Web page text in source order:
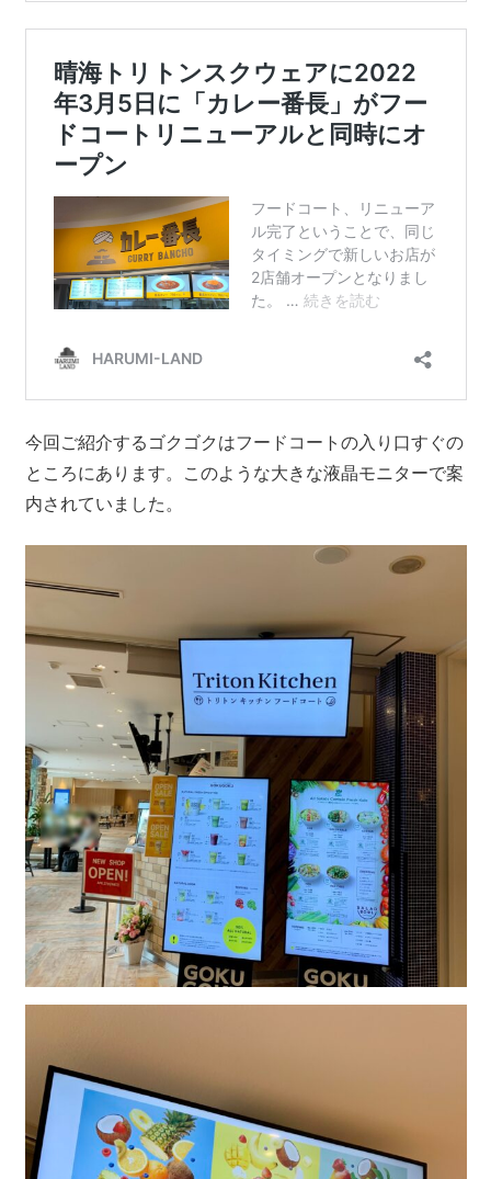
今回ご紹介するゴクゴクはフードコートの入り口すぐの
ところにあります。このような大きな液晶モニターで案
内されていました。